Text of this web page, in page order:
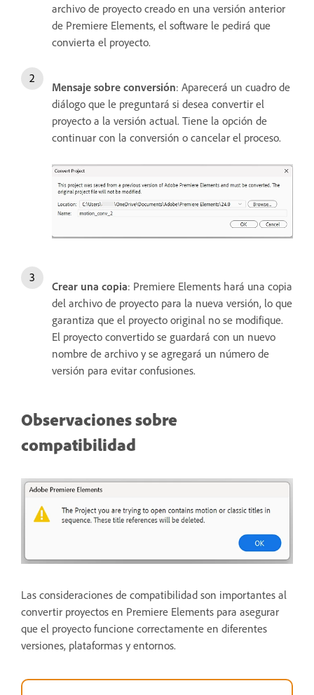
archivo de proyecto creado en una versión anterior
de Premiere Elements, el software le pedirá que
convierta el proyecto.
Mensaje sobre conversión: Aparecerá un cuadro de
diálogo que le preguntará si desea convertir el
proyecto a la versión actual. Tiene la opción de
continuar con la conversión o cancelar el proceso.
Crear una copia: Premiere Elements hará una copia
del archivo de proyecto para la nueva versión, lo que
garantiza que el proyecto original no se modifique.
El proyecto convertido se guardará con un nuevo
nombre de archivo y se agregará un número de
versión para evitar confusiones.
Observaciones sobre
compatibilidad
Las consideraciones de compatibilidad son importantes al
convertir proyectos en Premiere Elements para asegurar
que el proyecto funcione correctamente en diferentes
versiones, plataformas y entornos.